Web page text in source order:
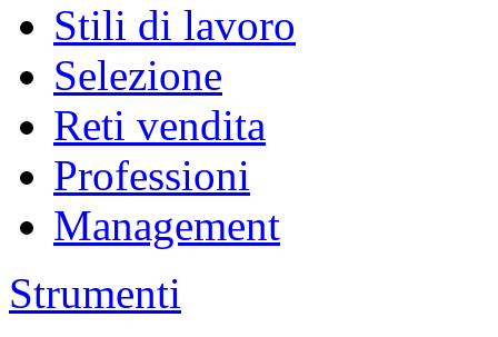
Stili di lavoro
Selezione
Reti vendita
Professioni
Management
Strumenti